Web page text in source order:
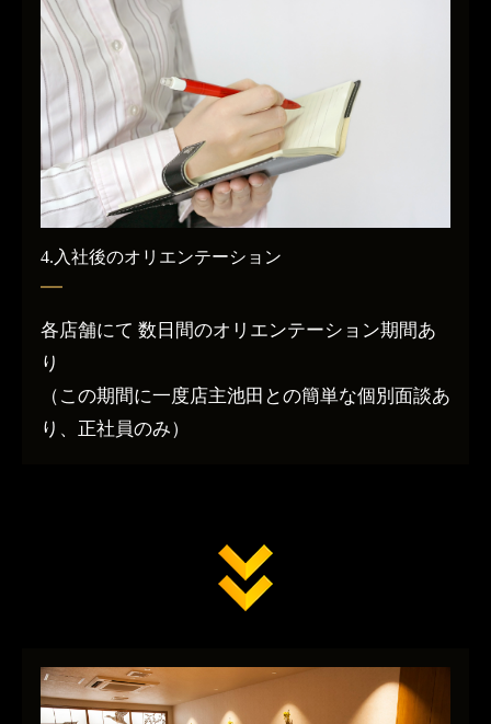
4.入社後のオリエンテーション
各店舗にて 数日間のオリエンテーション期間あ
り
（この期間に一度店主池田との簡単な個別面談あ
り、正社員のみ）